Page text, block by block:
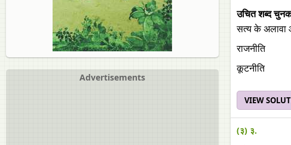
Advertisements
उचित शब्‍द
सत्‍य के अलावा
राजनीति
कूटनीति
VIEW
(३) ३.